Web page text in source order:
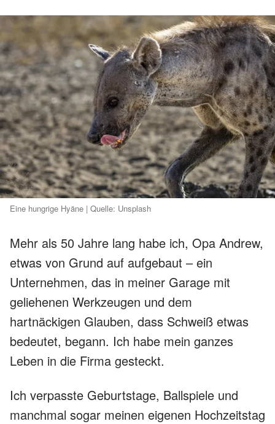
Eine hungrige Hyäne | Quelle: Unsplash
Mehr als 50 Jahre lang habe ich, Opa Andrew,
etwas von Grund auf aufgebaut – ein
Unternehmen, das in meiner Garage mit
geliehenen Werkzeugen und dem
hartnäckigen Glauben, dass Schweiß etwas
bedeutet, begann. Ich habe mein ganzes
Leben in die Firma gesteckt.
Ich verpasste Geburtstage, Ballspiele und
manchmal sogar meinen eigenen Hochzeitstag